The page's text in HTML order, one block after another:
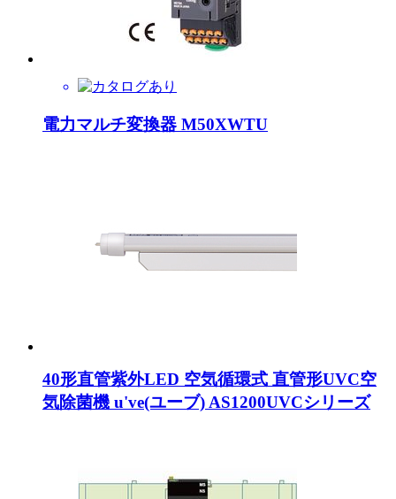
電力マルチ変換器 M50XWTU
40形直管紫外LED 空気循環式 直管形UVC空
気除菌機 u've(ユーブ) AS1200UVCシリーズ